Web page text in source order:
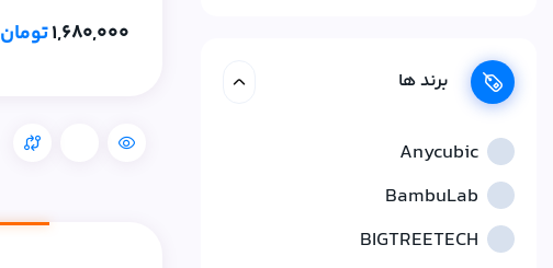
برند ها
Anycubic
BambuLab
BIGTREETECH
1,680,000تومان